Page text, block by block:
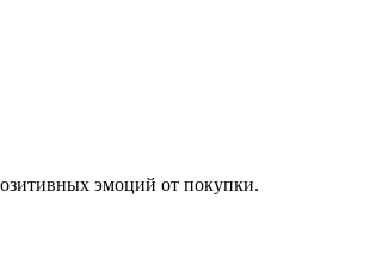
эмоций от покупки.